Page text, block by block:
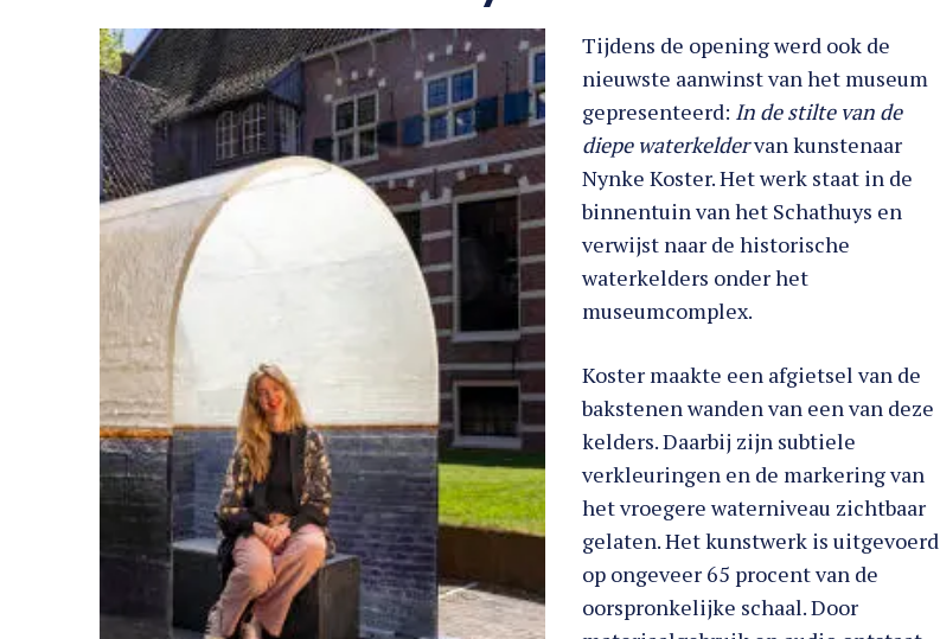
Tijdens de opening werd ook de
nieuwste aanwinst van het museum
gepresenteerd: In de stilte van de
diepe waterkeldervan kunstenaar
Nynke Koster. Het werk staat in de
binnentuin van het Schathuys en
verwijst naar de historische
waterkelders onder het
museumcomplex.
Koster maakte een afgietsel van de
bakstenen wanden van een van deze
kelders. Daarbij zijn subtiele
verkleuringen en de markering van
het vroegere waterniveau zichtbaar
gelaten. Het kunstwerk is uitgevoerd
op ongeveer 65 procent van de
oorspronkelijke schaal. Door